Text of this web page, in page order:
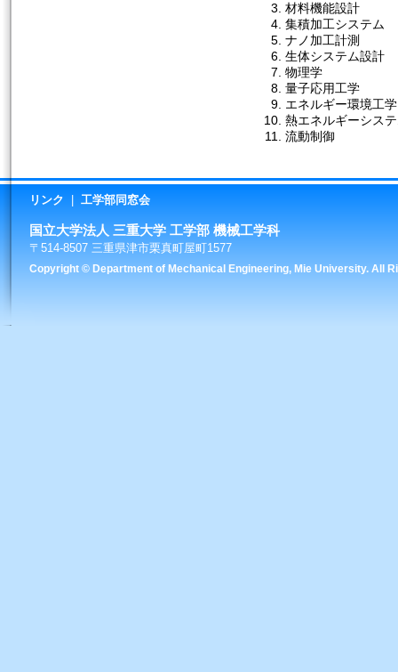
材料機能設計
集積加工システム
ナノ加工計測
生体システム設計
物理学
量子応用工学
エネルギー環境工学
熱エネルギーシス
流動制御
リンク 工学部同窓会
国立大学法人 三重大学 工学部 機械工学科
〒514-8507 三重県津市栗真町屋町1577
Copyright © Department of Mechanical Engineering, Mie University. All